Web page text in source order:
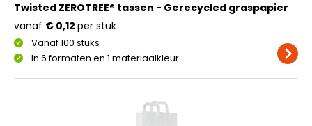
Twisted ZEROTREE® tassen - Gerecycled graspapier
Vanaf 100 stuks
In 6 formaten en 1 materiaalkleur
vanaf € 0,12 per stuk